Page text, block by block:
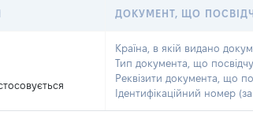
ДОКУМЕНТ, ЩО
Країна, в якій видано
Тип документа, що
Реквізити документа, що
Ідентифікаційний номер